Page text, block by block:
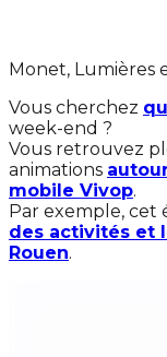
Monet, Lumières
Vous cherchez
week-end ?
Vous retrouvez
animations
mobile Vivop.
Par exemple, cet
des activités et
Rouen.